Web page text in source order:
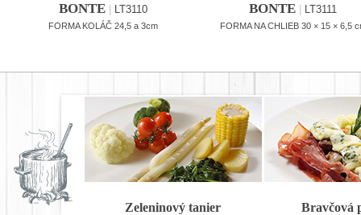
BONTE LT3110
FORMA KOLÁČ 24,5 a 3cm
BONTE LT3111
FORMA NA CHLIEB 30 × 15 × 6,5
Zeleninový tanier Bravčová